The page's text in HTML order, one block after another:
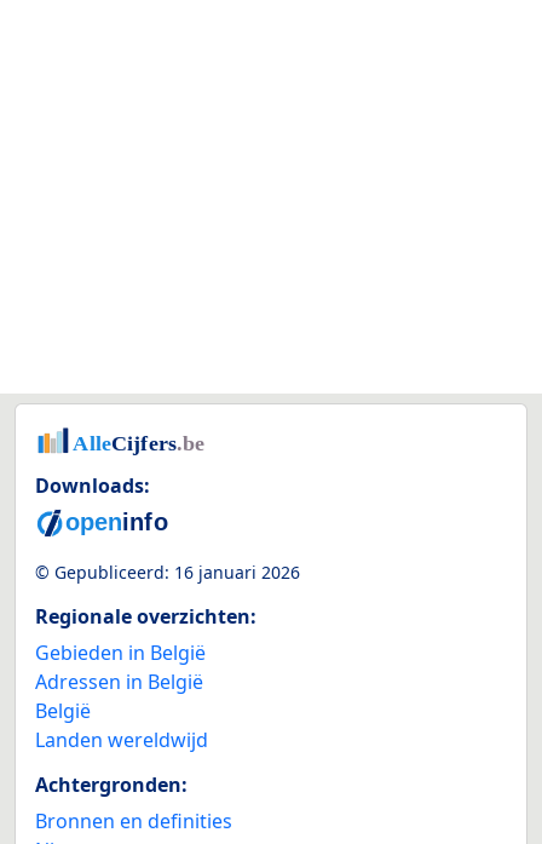
Downloads:
© Gepubliceerd: 16 januari 2026
Regionale overzichten:
Gebieden in België
Adressen in België
België
Landen wereldwijd
Achtergronden:
Bronnen en definities